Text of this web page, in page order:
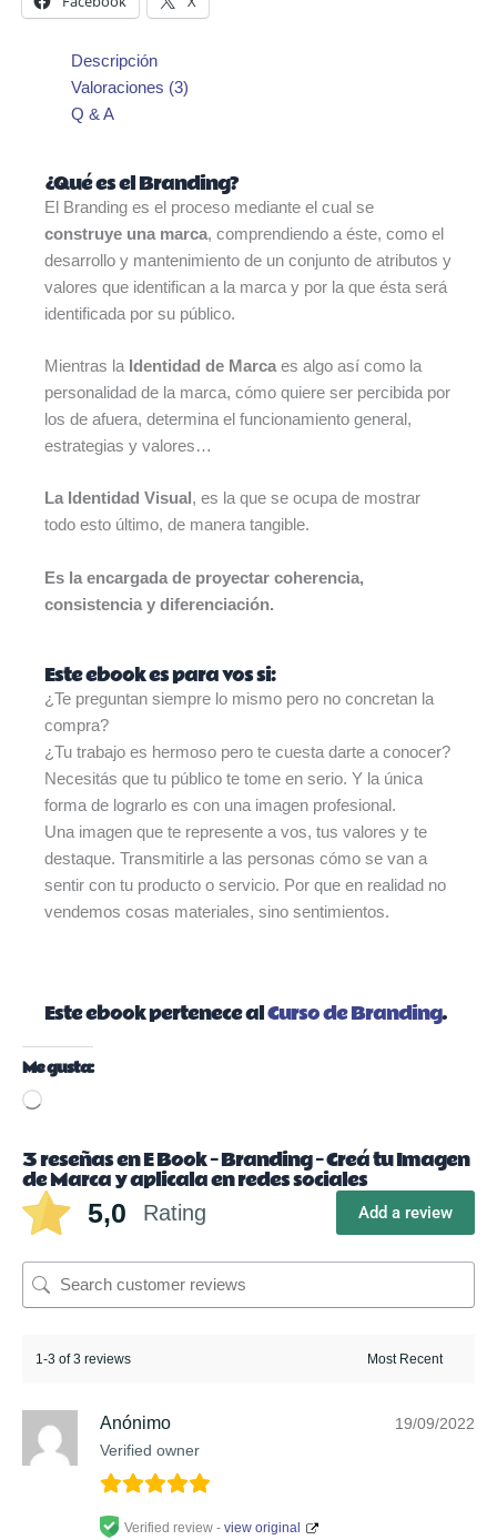
Descripción
Valoraciones (3)
Q & A
¿Qué es el Branding?
El Branding es el proceso mediante el cual se
construye una marca, comprendiendo a éste, como el
desarrollo y mantenimiento de un conjunto de atributos y
valores que identifican a la marca y por la que ésta será
identificada por su público.
Mientras la Identidad de Marca es algo así como la
personalidad de la marca, cómo quiere ser percibida por
los de afuera, determina el funcionamiento general,
estrategias y valores…
La Identidad Visual , es la que se ocupa de mostrar
todo esto último, de maneratangible.
Es la encargada de proyectar coherencia,
consistencia y diferenciación.
Este ebook es para vos si:
¿Te preguntan siempre lo mismo pero no concretan la
compra?
¿Tu trabajo es hermoso pero te cuesta darte a conocer?
Necesitás que tu público te tome en serio. Y la única
forma de lograrlo es con una imagen profesional.
Una imagen que te represente a vos, tus valores y te
destaque. Transmitirle a las personas cómo se van a
sentir con tu producto o servicio. Por que en realidad no
vendemos cosas materiales, sino sentimientos.
Este ebook pertenece alCurso de Branding.
Me gusta:
Cargando...
3 reseñas enE Book – Branding – Creá tu Imagen
de Marca y aplicala en redes sociales
5,0 Rating Add a review
1-3 of 3 reviews
Anónimo
Verified owner
19/09/2022
Verified review - view original